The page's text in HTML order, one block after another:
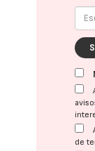
de